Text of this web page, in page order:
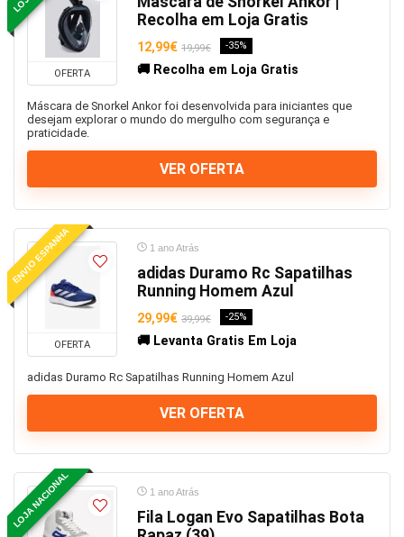
OFERTA
Recolha em Loja Gratis
12,99€ 19,99€ -35%
🚚 Recolha em Loja Gratis
Máscara de Snorkel Ankor foi desenvolvida para iniciantes que
desejam explorar o mundo do mergulho com segurança e
praticidade.
VER OFERTA
ENVIO ESPANHA
OFERTA
1 ano Atrás
adidas Duramo Rc Sapatilhas
Running Homem Azul
29,99€ 39,99€ -25%
🚚 Levanta Gratis Em Loja
adidas Duramo Rc Sapatilhas Running Homem Azul
VER OFERTA
LOJA NACIONAL 1 ano Atrás
Fila Logan Evo Sapatilhas Bota